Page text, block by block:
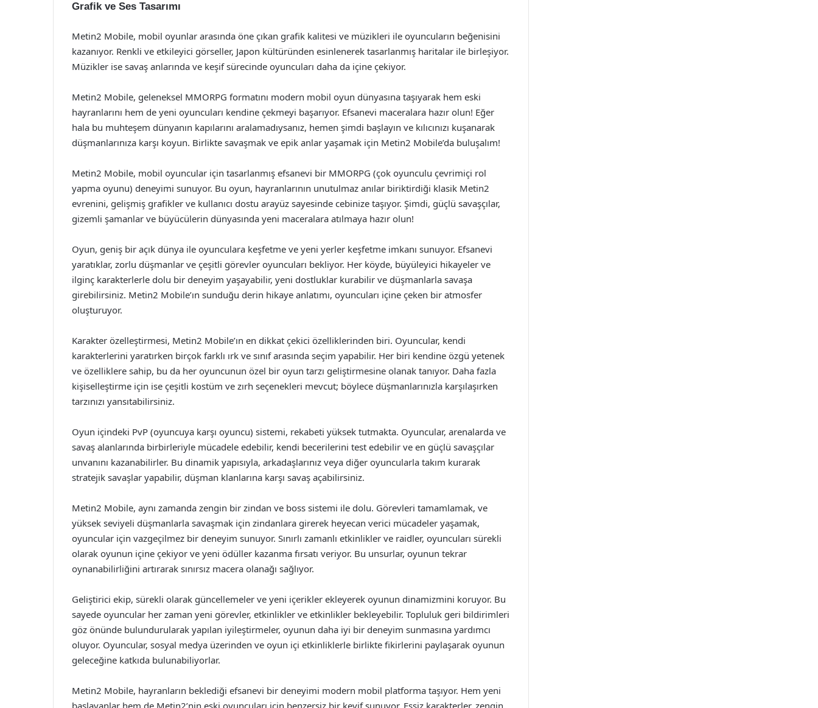
Grafik ve Ses Tasarımı
Metin2 Mobile, mobil oyunlar arasında öne çıkan grafik kalitesi ve müzikleri ile oyuncuların beğenisini
kazanıyor. Renkli ve etkileyici görseller, Japon kültüründen esinlenerek tasarlanmış haritalar ile birleşiyor.
Müzikler ise savaş anlarında ve keşif sürecinde oyuncuları daha da içine çekiyor.
Metin2 Mobile, geleneksel MMORPG formatını modern mobil oyun dünyasına taşıyarak hem eski
hayranlarını hem de yeni oyuncuları kendine çekmeyi başarıyor. Efsanevi maceralara hazır olun! Eğer
hala bu muhteşem dünyanın kapılarını aralamadıysanız, hemen şimdi başlayın ve kılıcınızı kuşanarak
düşmanlarınıza karşı koyun. Birlikte savaşmak ve epik anlar yaşamak için Metin2 Mobile’da buluşalım!
Metin2 Mobile, mobil oyuncular için tasarlanmış efsanevi bir MMORPG (çok oyunculu çevrimiçi rol
yapma oyunu) deneyimi sunuyor. Bu oyun, hayranlarının unutulmaz anılar biriktirdiği klasik Metin2
evrenini, gelişmiş grafikler ve kullanıcı dostu arayüz sayesinde cebinize taşıyor. Şimdi, güçlü savaşçılar,
gizemli şamanlar ve büyücülerin dünyasında yeni maceralara atılmaya hazır olun!
Oyun, geniş bir açık dünya ile oyunculara keşfetme ve yeni yerler keşfetme imkanı sunuyor. Efsanevi
yaratıklar, zorlu düşmanlar ve çeşitli görevler oyuncuları bekliyor. Her köyde, büyüleyici hikayeler ve
ilginç karakterlerle dolu bir deneyim yaşayabilir, yeni dostluklar kurabilir ve düşmanlarla savaşa
girebilirsiniz. Metin2 Mobile’ın sunduğu derin hikaye anlatımı, oyuncuları içine çeken bir atmosfer
oluşturuyor.
Karakter özelleştirmesi, Metin2 Mobile’ın en dikkat çekici özelliklerinden biri. Oyuncular, kendi
karakterlerini yaratırken birçok farklı ırk ve sınıf arasında seçim yapabilir. Her biri kendine özgü yetenek
ve özelliklere sahip, bu da her oyuncunun özel bir oyun tarzı geliştirmesine olanak tanıyor. Daha fazla
kişiselleştirme için ise çeşitli kostüm ve zırh seçenekleri mevcut; böylece düşmanlarınızla karşılaşırken
tarzınızı yansıtabilirsiniz.
Oyun içindeki PvP (oyuncuya karşı oyuncu) sistemi, rekabeti yüksek tutmakta. Oyuncular, arenalarda ve
savaş alanlarında birbirleriyle mücadele edebilir, kendi becerilerini test edebilir ve en güçlü savaşçılar
unvanını kazanabilirler. Bu dinamik yapısıyla, arkadaşlarınız veya diğer oyuncularla takım kurarak
stratejik savaşlar yapabilir, düşman klanlarına karşı savaş açabilirsiniz.
Metin2 Mobile, aynı zamanda zengin bir zindan ve boss sistemi ile dolu. Görevleri tamamlamak, ve
yüksek seviyeli düşmanlarla savaşmak için zindanlara girerek heyecan verici mücadeler yaşamak,
oyuncular için vazgeçilmez bir deneyim sunuyor. Sınırlı zamanlı etkinlikler ve raidler, oyuncuları sürekli
olarak oyunun içine çekiyor ve yeni ödüller kazanma fırsatı veriyor. Bu unsurlar, oyunun tekrar
oynanabilirliğini artırarak sınırsız macera olanağı sağlıyor.
Geliştirici ekip, sürekli olarak güncellemeler ve yeni içerikler ekleyerek oyunun dinamizmini koruyor. Bu
sayede oyuncular her zaman yeni görevler, etkinlikler ve etkinlikler bekleyebilir. Topluluk geri bildirimleri
göz önünde bulundurularak yapılan iyileştirmeler, oyunun daha iyi bir deneyim sunmasına yardımcı
oluyor. Oyuncular, sosyal medya üzerinden ve oyun içi etkinliklerle birlikte fikirlerini paylaşarak oyunun
geleceğine katkıda bulunabiliyorlar.
Metin2 Mobile, hayranların beklediği efsanevi bir deneyimi modern mobil platforma taşıyor. Hem yeni
başlayanlar hem de Metin2’nin eski oyuncuları için benzersiz bir keyif sunuyor. Eşsiz karakterler, zengin